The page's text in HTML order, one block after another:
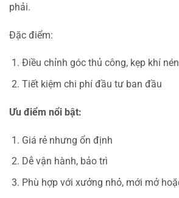
phải.
Đặc điểm:
Điều chỉnh góc thủ công, kẹp khí nén
Tiết kiệm chi phí đầu tư ban đầu
Ưu điểm nổi bật:
Giá rẻ nhưng ổn định
Dễ vận hành, bảo trì
Phù hợp với xưởng nhỏ, mới mở